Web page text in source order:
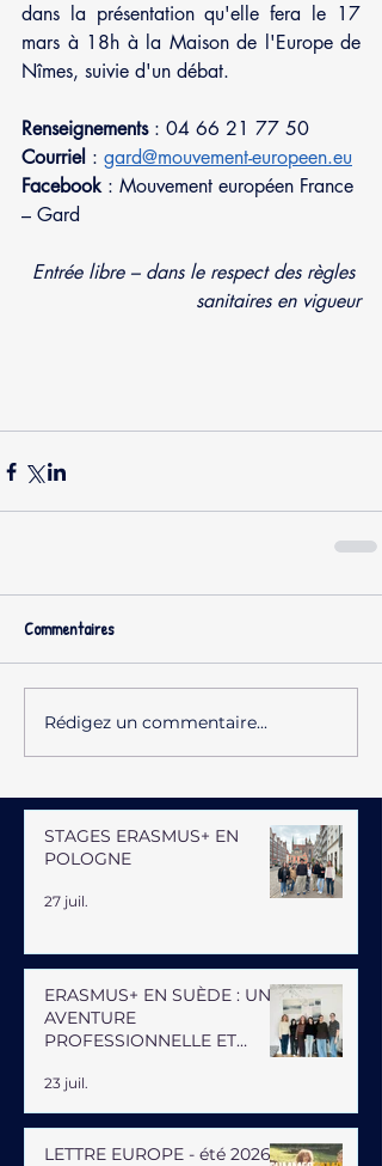
dans la présentation qu'elle fera le 17
mars à 18h à la Maison de l'Europe de
Nîmes, suivie d'un débat.
Renseignements : 04 66 21 77 50
Courriel : gard@mouvement-europeen.eu
Facebook : Mouvement européen France
– Gard
Entrée libre – dans le respect des règles
sanitaires en vigueur
Commentaires
Rédigez un commentaire...
STAGES ERASMUS+ EN
POLOGNE
27 juil.
ERASMUS+ EN SUÈDE : UNE
AVENTURE
PROFESSIONNELLE ET
23 juil.
LETTRE EUROPE - été 2026